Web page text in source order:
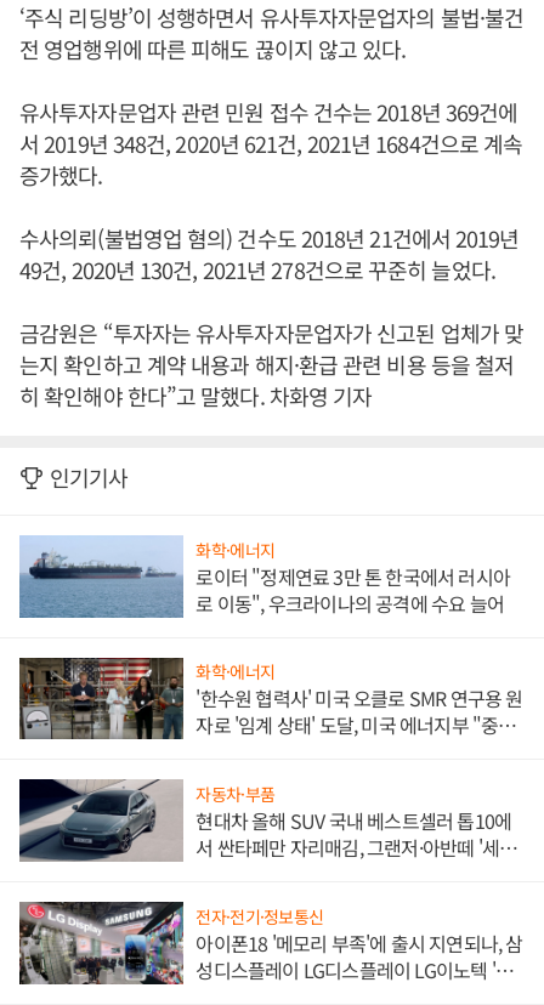
‘주식 리딩방’이 성행하면서 유사투자자문업자의 불법·불건
전 영업행위에 따른 피해도 끊이지 않고 있다.
유사투자자문업자 관련 민원 접수 건수는 2018년 369건에
서 2019년 348건, 2020년 621건, 2021년 1684건으로 계속
증가했다.
수사의뢰(불법영업 혐의) 건수도 2018년 21건에서 2019년
49건, 2020년 130건, 2021년 278건으로 꾸준히 늘었다.
금감원은 “투자자는 유사투자자문업자가 신고된 업체가 맞
는지 확인하고 계약 내용과 해지·환급 관련 비용 등을 철저
히 확인해야 한다”고 말했다. 차화영 기자
인기기사
화학·에너지
로이터 "정제연료 3만 톤 한국에서 러시아
로 이동", 우크라이나의 공격에 수요 늘어
화학·에너지
'한수원 협력사' 미국 오클로 SMR 연구용 원
자로 '임계 상태' 도달, 미국 에너지부 "중요
자동차·부품
현대차 올해 SUV 국내 베스트셀러 톱10에
서 싼타페만 자리매김, 그랜저·아반떼 '세단
전자·전기·정보통신
아이폰18 '메모리 부족'에 출시 지연되나, 삼
성디스플레이 LG디스플레이 LG이노텍 '탈